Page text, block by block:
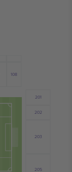
108
203
205
201
202